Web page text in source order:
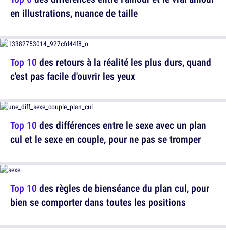
en illustrations, nuance de taille
Top 10 des différences entre le sexe avec un plan
cul et le sexe en couple, pour ne pas se tromper
Top 10 des retours à la réalité les plus durs, quand
c'est pas facile d'ouvrir les yeux
Top 10 des règles de bienséance du plan cul, pour
bien se comporter dans toutes les positions